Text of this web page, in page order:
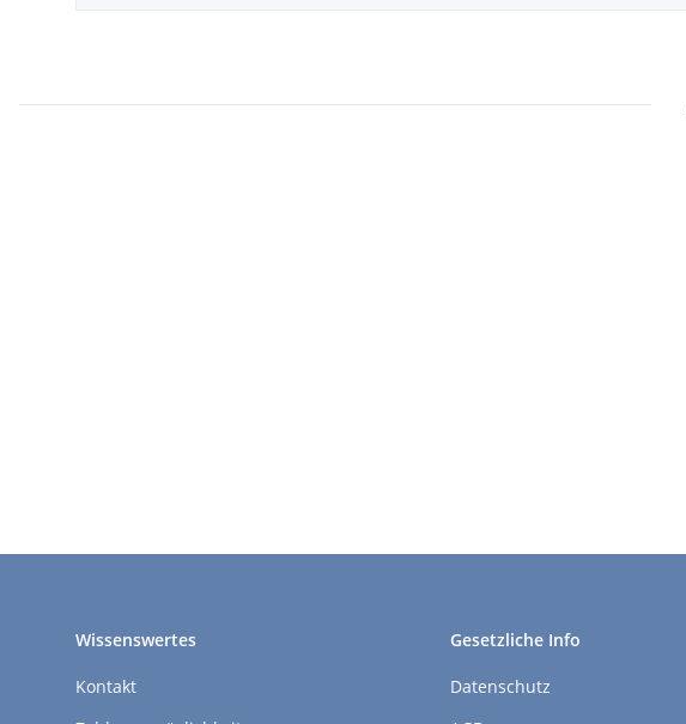
Wissenswertes
Kontakt
Gesetzliche Info
Datenschutz